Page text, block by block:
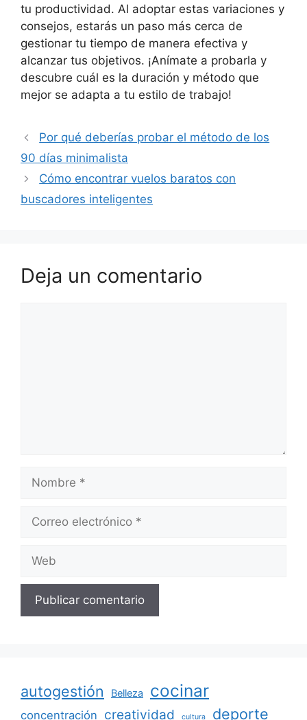
tu productividad. Al adoptar estas variaciones y
consejos, estarás un paso más cerca de
gestionar tu tiempo de manera efectiva y
alcanzar tus objetivos. ¡Anímate a probarla y
descubre cuál es la duración y método que
mejor se adapta a tu estilo de trabajo!
Por qué deberías probar el método de los
90 días minimalista
Cómo encontrar vuelos baratos con
buscadores inteligentes
Deja un comentario
Nombre
Correo
Web
autogestión Belleza cocinar
concentración creatividad cultura deporte